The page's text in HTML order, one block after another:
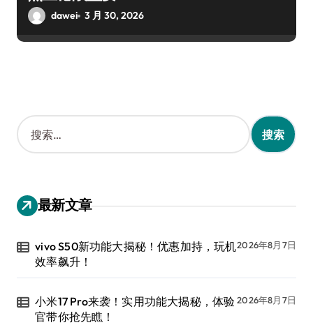
dawei 3 月 30, 2026
搜
索
：
最新文章
vivo S50新功能大揭秘！优惠加持，玩机
效率飙升！
2026年8月7日
小米17 Pro来袭！实用功能大揭秘，体验
官带你抢先瞧！
2026年8月7日